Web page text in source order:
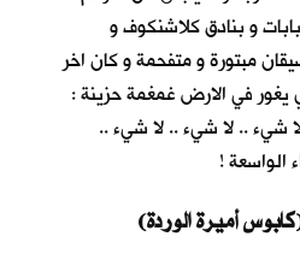
و بنادق كلاشنكوف و
مبتورة و متفحمة و كان اخر
في الارض غمغمة حزينة :
شيء .. لا شيء .. لا شيء ..
الواسعة !